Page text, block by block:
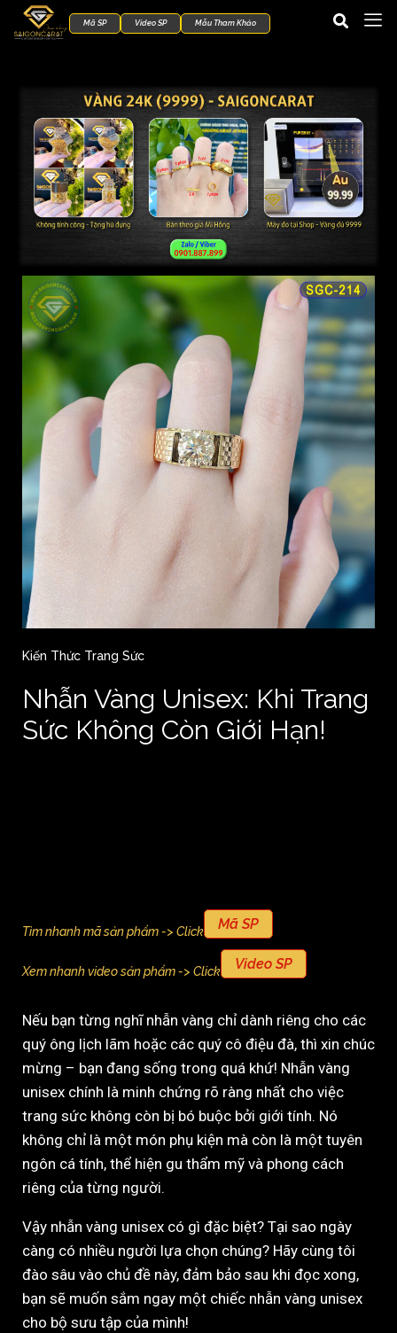
Mã SP Video SP Mẫu Tham Khảo
Kiến Thức Trang Sức
Nhẫn Vàng Unisex: Khi Trang
Sức Không Còn Giới Hạn!
Tìm nhanh mã sản phẩm -> Click Mã SP
Xem nhanh video sản phẩm -> Click Video SP
Nếu bạn từng nghĩ nhẫn vàng chỉ dành riêng cho các
quý ông lịch lãm hoặc các quý cô điệu đà, thì xin chúc
mừng – bạn đang sống trong quá khứ! Nhẫn vàng
unisex chính là minh chứng rõ ràng nhất cho việc
trang sức không còn bị bó buộc bởi giới tính. Nó
không chỉ là một món phụ kiện mà còn là một tuyên
ngôn cá tính, thể hiện gu thẩm mỹ và phong cách
riêng của từng người.
Vậy nhẫn vàng unisex có gì đặc biệt? Tại sao ngày
càng có nhiều người lựa chọn chúng? Hãy cùng tôi
đào sâu vào chủ đề này, đảm bảo sau khi đọc xong,
bạn sẽ muốn sắm ngay một chiếc nhẫn vàng unisex
cho bộ sưu tập của mình!